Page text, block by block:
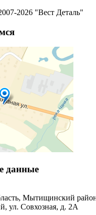
2026 "Вест Деталь"
данные
Мытищинский
ул. Совхозная, д. 2А